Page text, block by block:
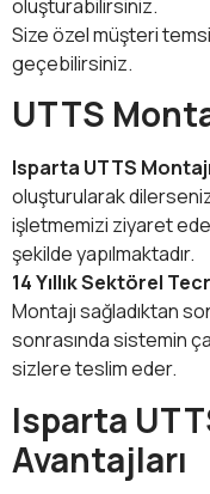
oluşturabilirsiniz.
Size özel müşteri
geçebilirsiniz.
UTTS
Isparta UTTS Montajı
oluşturularak
işletmemizi ziyaret
şekilde yapılmaktadır.
14 Yıllık Sektörel
Montajı sağladıktan
sonrasında sistemin
sizlere teslim eder.
Isparta
Avantajları